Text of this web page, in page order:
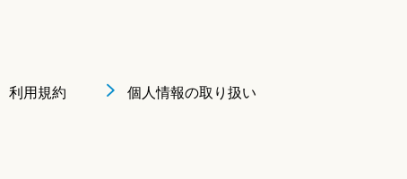
利用規約 個人情報の取り扱い